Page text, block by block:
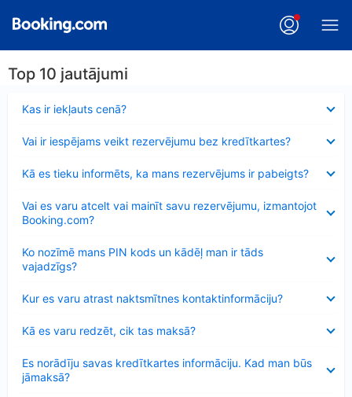
Top 10 jautājumi
Kas ir iekļauts cenā?
Vai ir iespējams veikt rezervējumu bez kredītkartes?
Kā es tieku informēts, ka mans rezervējums ir pabeigts?
Vai es varu atcelt vai mainīt savu rezervējumu, izmantojot
Booking.com?
Ko nozīmē mans PIN kods un kādēļ man ir tāds
vajadzīgs?
Kur es varu atrast naktsmītnes kontaktinformāciju?
Kā es varu redzēt, cik tas maksā?
Es norādīju savas kredītkartes informāciju. Kad man būs
jāmaksā?